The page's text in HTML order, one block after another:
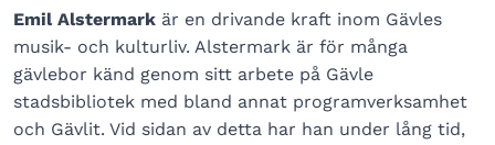
Emil Alstermark är en drivande kraft inom Gävles
musik- och kulturliv. Alstermark är för många
gävlebor känd genom sitt arbete på Gävle
stadsbibliotek med bland annat programverksamhet
och Gävlit. Vid sidan av detta har han under lång tid,